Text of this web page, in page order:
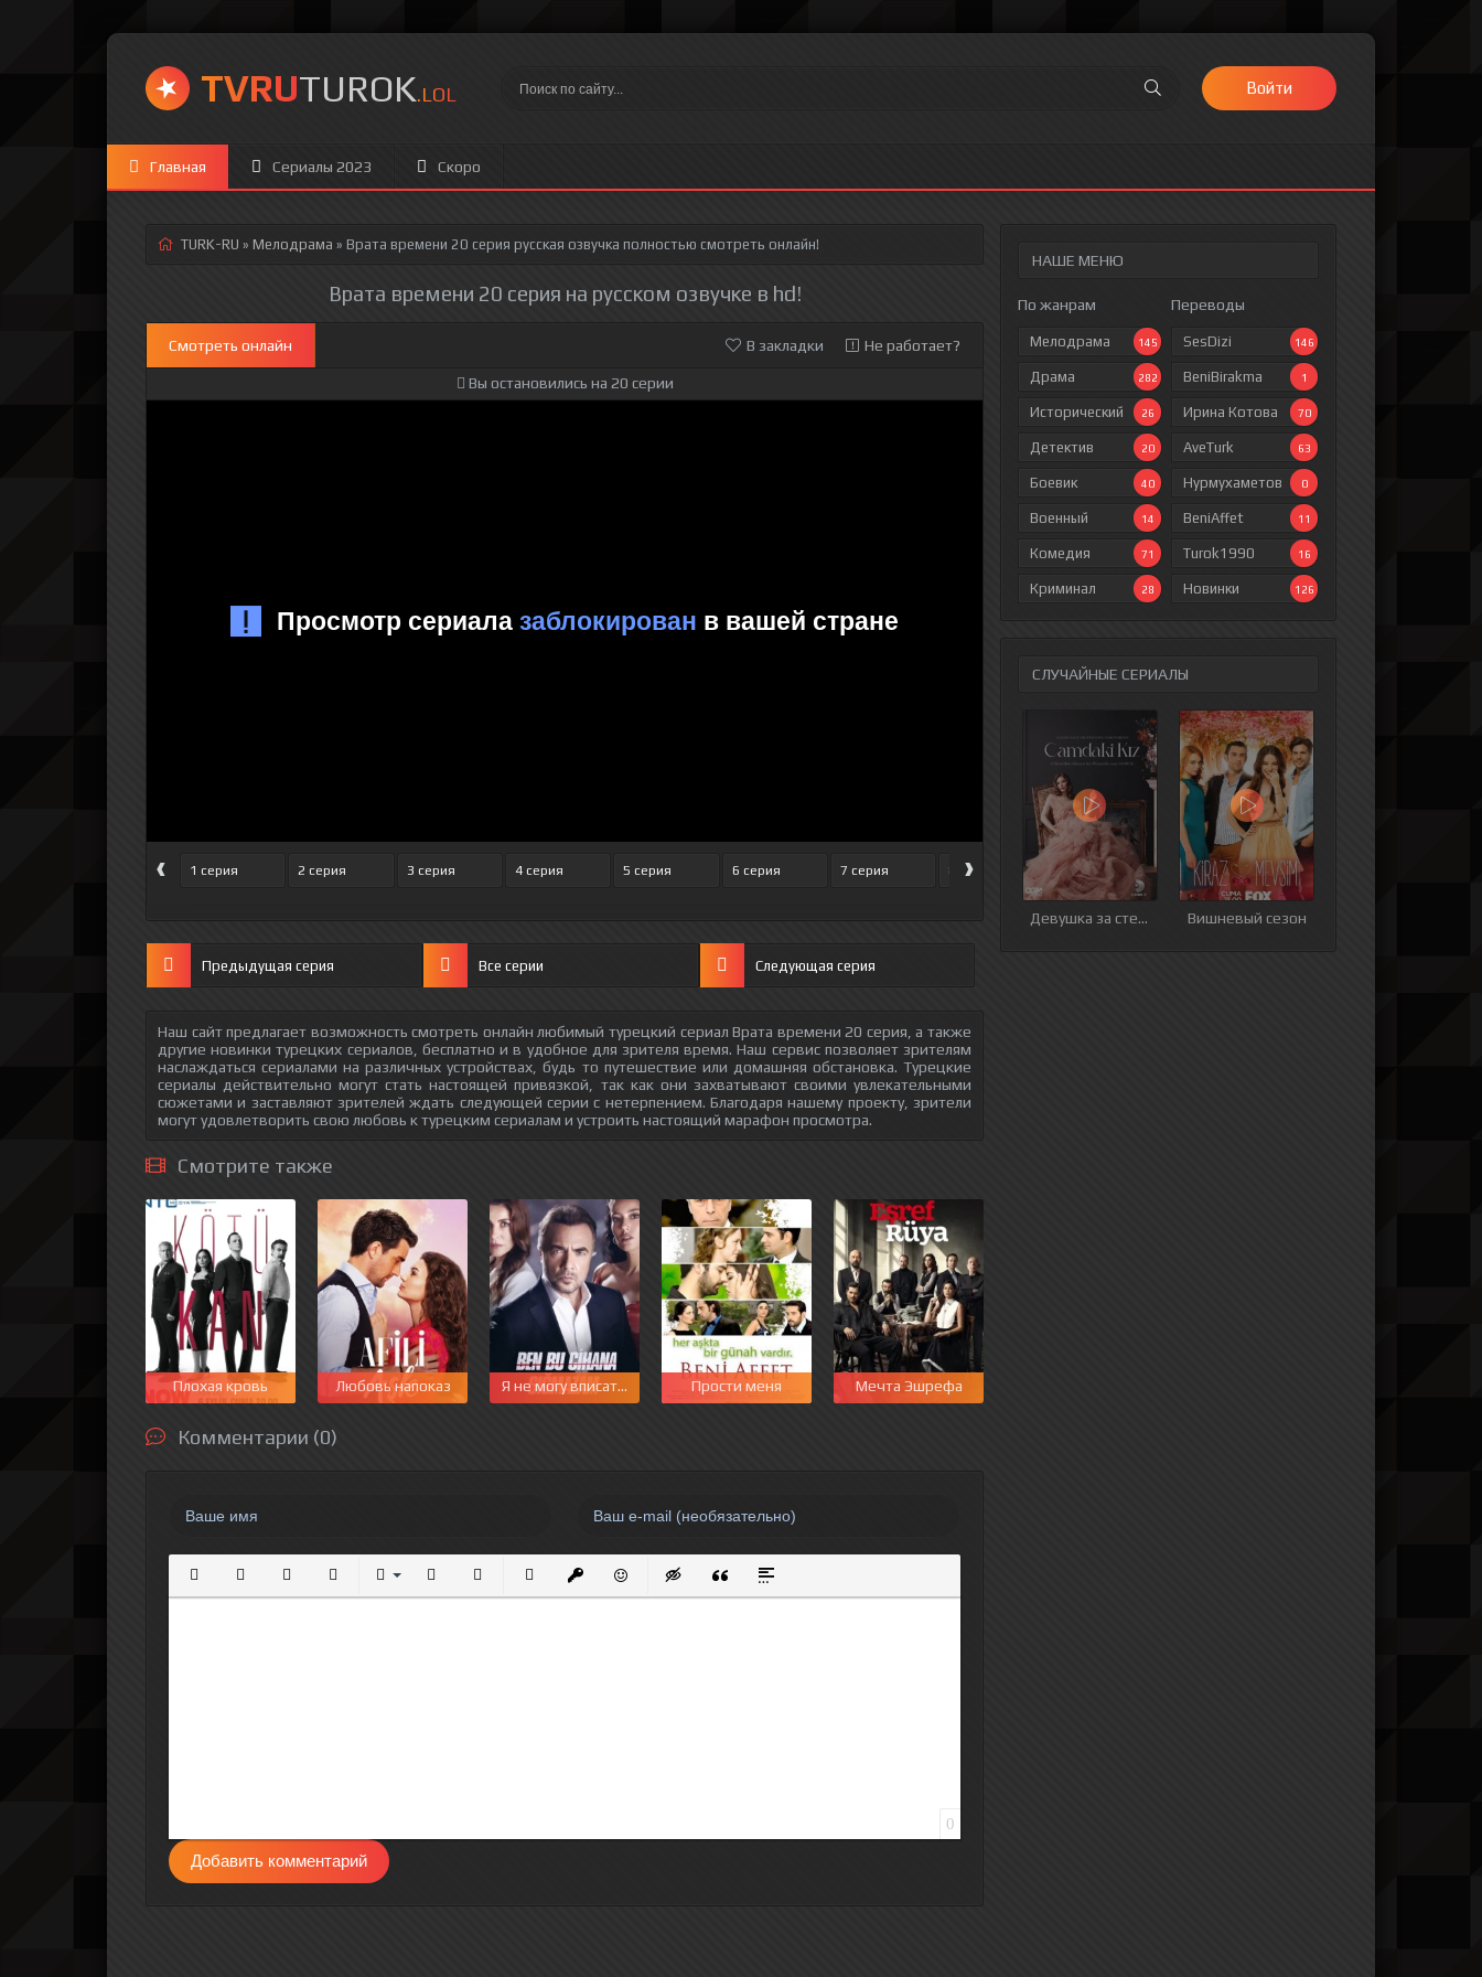
TVRUTUROK.LOL Войти
Главная Сериалы 2023 Скоро
НАШЕ МЕНЮ
По жанрам
Мелодрама 145
Драма 282
Исторический 26
Детектив 20
Боевик 40
Военный 14
Комедия 71
Криминал 28
Переводы
SesDizi 146
BeniBirakma 1
Ирина Котова 70
AveTurk 63
Нурмухаметов 0
BeniAffet 11
Turok1990 16
Новинки 126
СЛУЧАЙНЫЕ СЕРИАЛЫ
Девушка за стеклом Вишневый сезон
TURK-RU » Мелодрама » Врата времени 20 серия русская озвучка полностью смотреть онлайн!
Врата времени 20 серия на русском озвучке в hd!
Смотреть онлайн В закладки Не работает?
Вы остановились на 20 серии
‹ 1 серия 2 серия 3 серия 4 серия 5 серия 6 серия 7 серия 8 серия 9 серия 10 серия 11 серия
›
Предыдущая серия Все серии Следующая серия
Наш сайт предлагает возможность смотреть онлайн любимый турецкий сериал Врата времени 20 серия, а также
другие новинки турецких сериалов, бесплатно и в удобное для зрителя время. Наш сервис позволяет зрителям
наслаждаться сериалами на различных устройствах, будь то путешествие или домашняя обстановка. Турецкие
сериалы действительно могут стать настоящей привязкой, так как они захватывают своими увлекательными
сюжетами и заставляют зрителей ждать следующей серии с нетерпением. Благодаря нашему проекту, зрители
могут удовлетворить свою любовь к турецким сериалам и устроить настоящий марафон просмотра.
Смотрите также
Плохая кровь Любовь напоказ Я не могу вписаться в этот мирПрости меня Мечта Эшрефа
Комментарии (0)
Полужирный
КурсивПодчеркнутый
ЗачеркнутыйВыравнивание
Нумерованный список
Маркированный список
Вставить ссылку
Вставить защищенную ссылку
Вставить смайлик
Вставка скрытого текста
Вставка цитаты
Вставка спойлера
0
Добавить комментарий